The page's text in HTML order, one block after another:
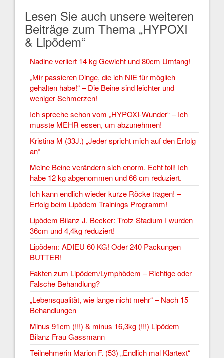
Lesen Sie auch unsere weiteren
Beiträge zum Thema „HYPOXI
& Lipödem“
Nadine verliert 14 kg Gewicht und 80cm Umfang!
„Mir passieren Dinge, die ich NIE für möglich
gehalten habe!“ – Die Beine sind leichter und
weniger Schmerzen!
Ich spreche schon vom „HYPOXI-Wunder“ – Ich
musste MEHR essen, um abzunehmen!
Kristina M (33J.) „Jeder spricht mich auf den Erfolg
an“
Meine Beine verändern sich enorm. Echt toll! Ich
habe 12 kg abgenommen und 66 cm reduziert.
Ich kann endlich wieder kurze Röcke tragen! –
Erfolg beim Lipödem Trainings Programm!
Lipödem Bilanz J. Becker: Trotz Stadium I wurden
36cm und 4,4kg reduziert!
Lipödem: ADIEU 60 KG! Oder 240 Packungen
BUTTER!
Fakten zum Lipödem/Lymphödem – Richtige oder
Falsche Behandlung?
„Lebensqualität, wie lange nicht mehr“ – Nach 15
Behandlungen
Minus 91cm (!!!) & minus 16,3kg (!!!) Lipödem
Bilanz Frau Gassmann
Teilnehmerin Marion F. (53) „Endlich mal Klartext“